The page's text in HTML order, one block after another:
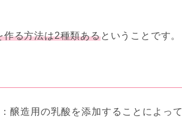
作る方法は2種類あるということです。
醸造用の乳酸を添加することによって